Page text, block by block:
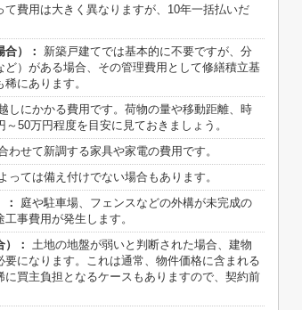
費用は大きく異なりますが、10年一括払いだ
）：
新築戸建てでは基本的に不要ですが、分
）がある場合、その管理費用として修繕積立基
にあります。
しにかかる費用です。荷物の量や移動距離、時
50万円程度を目安に見ておきましょう。
わせて新調する家具や家電の費用です。
っては備え付けでない場合もあります。
庭や駐車場、フェンスなどの外構が未完成の
事費用が発生します。
：
土地の地盤が弱いと判断された場合、建物
になります。これは通常、物件価格に含まれる
買主負担となるケースもありますので、契約前